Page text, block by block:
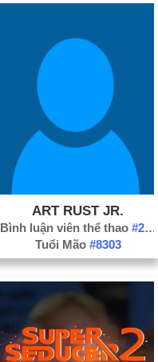
ART RUST JR.
Bình luận viên thể thao #286
Tuổi Mão #8303